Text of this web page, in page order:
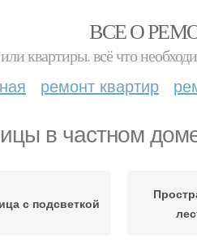
ВСЕ О
квартиры. всё что
ремонт квартир
в частном
с подсветкой